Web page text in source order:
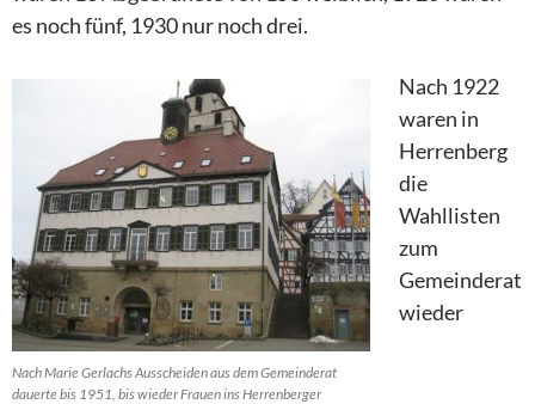
es noch fünf, 1930 nur noch drei.
Nach Marie Gerlachs Ausscheiden aus dem Gemeinderat
dauerte bis 1951, bis wieder Frauen ins Herrenberger
Nach 1922
waren in
Herrenberg
die
Wahllisten
zum
Gemeinderat
wieder